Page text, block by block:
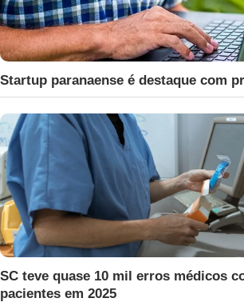
Startup paranaense é destaque com
SC teve quase 10 mil erros médicos
pacientes em 2025